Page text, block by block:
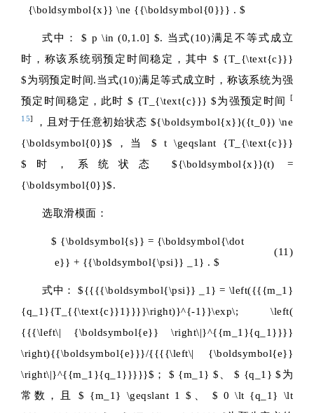
{\boldsymbol{x}} \ne {{\boldsymbol{0}}} . $
式中：$ p \in (0,1.0] $. 当式(10)满足不等式成立
时，称该系统弱预定时间稳定，其中 $ {T_{\text{c}}}
$为弱预定时间.当式(10)满足等式成立时，称该系统为强
预定时间稳定，此时 $ {T_{\text{c}}} $为强预定时间 [
15] ，且对于任意初始状态 ${\boldsymbol{x}}({t_0}) \ne
{\boldsymbol{0}}$ ，当 $ t \geqslant {T_{\text{c}}}
$ 时，系统状态${\boldsymbol{x}}(t) =
{\boldsymbol{0}}$.
选取滑模面：
$ {\boldsymbol{s}} = {\boldsymbol{\dot
e}} + {{\boldsymbol{\psi}} _1} . $
(11)
式中：${{{{\boldsymbol{\psi}} _1} = \left({{{m_1}
{q_1}{T_{{\text{c}}1}}}}\right)}^{-1}}\exp\; \left(
{{{\left\| {\boldsymbol{e}} \right\|}^{{m_1}{q_1}}}}
\right){{\boldsymbol{e}}}/{{{{\left\| {\boldsymbol{e}}
\right\|}^{{m_1}{q_1}}}}}$ ； $ {m_1} $ 、$ {q_1} $ 为
常数，且$ {m_1} \geqslant 1 $
$ 0 \lt {q_1} \lt